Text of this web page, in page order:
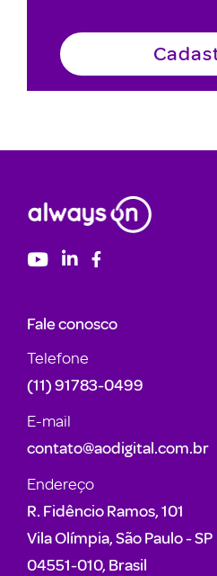
Fale conosco
Telefone
(11) 91783-0499
E-mail
contato@aodigital.com.br
Endereço
R. Fidêncio Ramos, 101
Vila Olímpia, São Paulo - SP
04551-010, Brasil